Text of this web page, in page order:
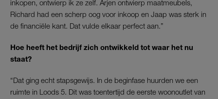
inkopen, ontwierp ik ze zelf. Arjen ontwierp maatmeubels,
Richard had een scherp oog voor inkoop en Jaap was sterk in
de financiële kant. Dat vulde elkaar perfect aan.”
Hoe heeft het bedrijf zich ontwikkeld tot waar het nu
staat?
“Dat ging echt stapsgewijs. In de beginfase huurden we een
ruimte in Loods 5. Dit was toentertijd de eerste woonoutlet van